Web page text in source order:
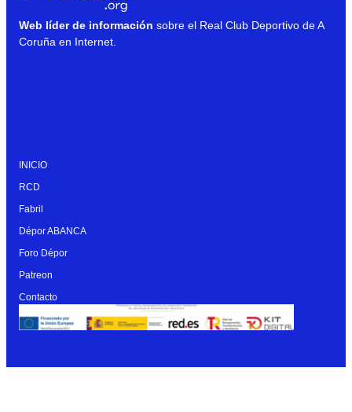
Web líder de información sobre el Real Club Deportivo de A
Coruña en Internet.
INICIO
RCD
Fabril
Dépor ABANCA
Foro Dépor
Patreon
Contacto